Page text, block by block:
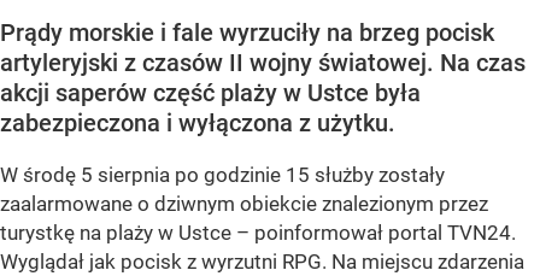
Prądy morskie i fale wyrzuciły na brzeg pocisk
artyleryjski z czasów II wojny światowej. Na czas
akcji saperów część plaży w Ustce była
zabezpieczona i wyłączona z użytku.
W środę 5 sierpnia po godzinie 15 służby zostały
zaalarmowane o dziwnym obiekcie znalezionym przez
turystkę na plaży w Ustce – poinformował portal TVN24.
Wyglądał jak pocisk z wyrzutni RPG. Na miejscu zdarzenia